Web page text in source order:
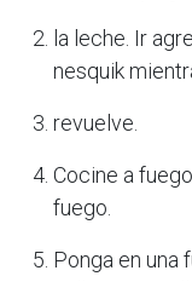
la leche. Ir
nesquik
revuelve.
Cocine a
fuego.
Ponga en una